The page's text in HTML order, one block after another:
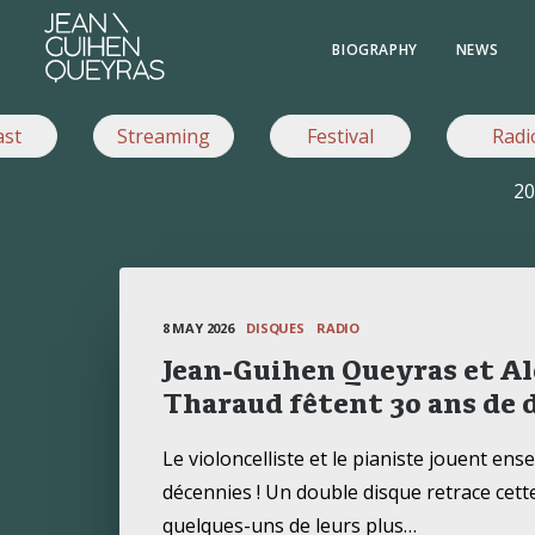
BIOGRAPHY NEWS
Streaming Festival
8 MAY 2026 DISQUES RADIO
Jean-Guihen Queyras et
Tharaud fêtent 30 ans de
Le violoncelliste et le pianiste jouent
décennies ! Un double disque retrace
quelques-uns de leurs plus…